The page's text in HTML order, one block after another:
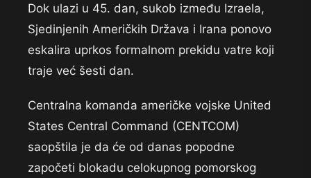
Dok ulazi u 45. dan, sukob između Izraela,
Sjedinjenih Američkih Država i Irana ponovo
eskalira uprkos formalnom prekidu vatre koji
traje već šesti dan.
Centralna komanda američke vojske United
States Central Command (CENTCOM)
saopštila je da će od danas popodne
započeti blokadu celokupnog pomorskog